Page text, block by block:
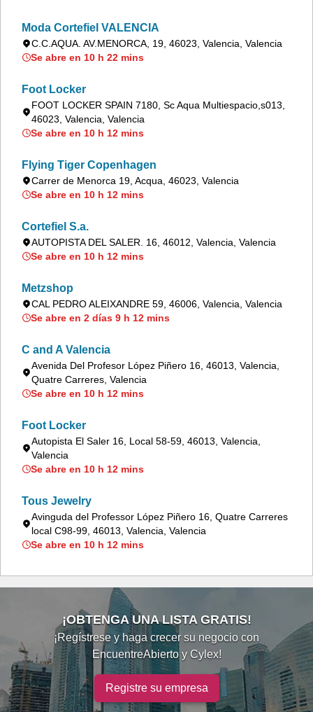
Moda Cortefiel VALENCIA
C.C.AQUA. AV.MENORCA, 19, 46023, Valencia, Valencia
Se abre en 10 h 22 mins
Foot Locker
FOOT LOCKER SPAIN 7180, Sc Aqua Multiespacio,s013,
46023, Valencia, Valencia
Se abre en 10 h 12 mins
Flying Tiger Copenhagen
Carrer de Menorca 19, Acqua, 46023, Valencia
Se abre en 10 h 12 mins
Cortefiel S.a.
AUTOPISTA DEL SALER. 16, 46012, Valencia, Valencia
Se abre en 10 h 12 mins
Metzshop
CAL PEDRO ALEIXANDRE 59, 46006, Valencia, Valencia
Se abre en 2 días 9 h 12 mins
C and A Valencia
Avenida Del Profesor López Piñero 16, 46013, Valencia,
Quatre Carreres, Valencia
Se abre en 10 h 12 mins
Foot Locker
Autopista El Saler 16, Local 58-59, 46013, Valencia,
Valencia
Se abre en 10 h 12 mins
Tous Jewelry
Avinguda del Professor López Piñero 16, Quatre Carreres
local C98-99, 46013, Valencia, Valencia
Se abre en 10 h 12 mins
¡OBTENGA UNA LISTA GRATIS!
¡Regístrese y haga crecer su negocio con
EncuentreAbierto y Cylex!
Registre su empresa